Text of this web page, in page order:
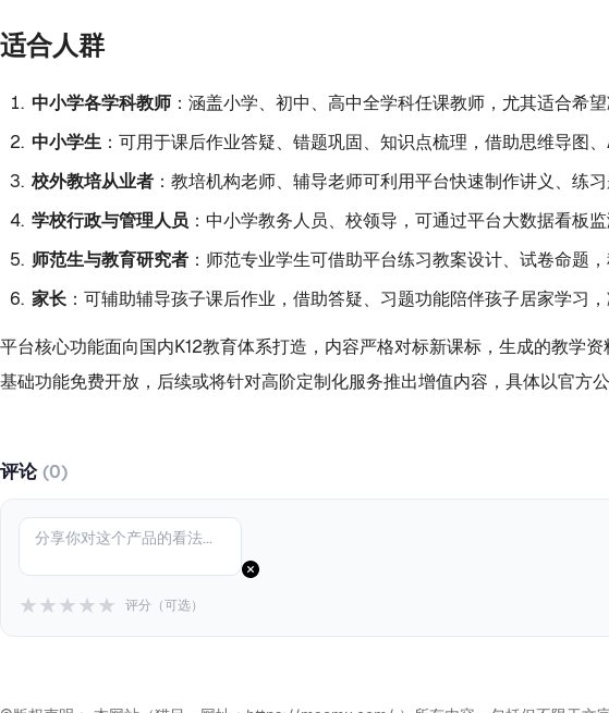
适合人群
中小学各学科教师：涵盖小学、初中、高中全学科任课教师，尤其适合希
中小学生：可用于课后作业答疑、错题巩固、知识点梳理，借助思维导图
校外教培从业者：教培机构老师、辅导老师可利用平台快速制作讲义、练
学校行政与管理人员 ：中小学教务人员、校领导，可通过平台大数据看板
师范生与教育研究者：师范专业学生可借助平台练习教案设计、试卷命题
家长：可辅助辅导孩子课后作业，借助答疑、习题功能陪伴孩子居家学习，
平台核心功能面向国内K12教育体系打造，内容严格对标新课标，生成的教学
基础功能免费开放，后续或将针对高阶定制化服务推出增值内容，具体以官方公
评论(0)
★★★★★ 评分（可选）